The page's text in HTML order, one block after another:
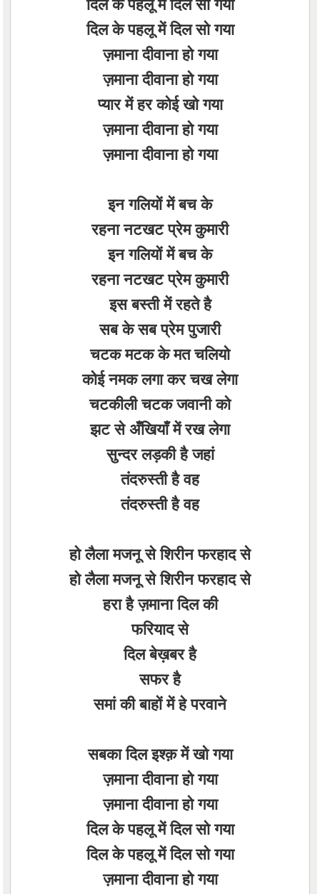
दिल के पहलू में दिल सो गया
ज़माना दीवाना हो गया
ज़माना दीवाना हो गया
प्यार में हर कोई खो गया
ज़माना दीवाना हो गया
ज़माना दीवाना हो गया
इन गलियों में बच के
रहना नटखट प्रेम कुमारी
इन गलियों में बच के
रहना नटखट प्रेम कुमारी
इस बस्ती में रहते है
सब के सब प्रेम पुजारी
चटक मटक के मत चलियो
कोई नमक लगा कर चख लेगा
चटकीली चटक जवानी को
झट से अँखियाँ में रख लेगा
सुन्दर लड़की है जहां
तंदरुस्ती है वह
तंदरुस्ती है वह
हो लैला मजनू से शिरीन फरहाद से
हो लैला मजनू से शिरीन फरहाद से
हरा है ज़माना दिल की
फरियाद से
दिल बेख़बर है
सफर है
समां की बाहों में हे परवाने
सबका दिल इश्क़ में खो गया
ज़माना दीवाना हो गया
ज़माना दीवाना हो गया
दिल के पहलू में दिल सो गया
दिल के पहलू में दिल सो गया
ज़माना दीवाना हो गया